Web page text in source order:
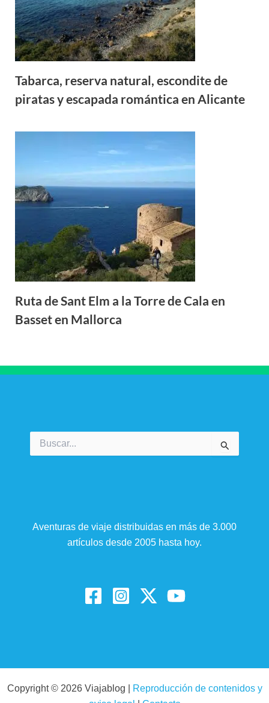
Tabarca, reserva natural, escondite de
piratas y escapada romántica en Alicante
Ruta de Sant Elm a la Torre de Cala en
Basset en Mallorca
Buscar
por:
Aventuras de viaje distribuidas en más de 3.000
artículos desde 2005 hasta hoy.
Copyright © 2026 Viajablog |
Reproducción de contenidos y